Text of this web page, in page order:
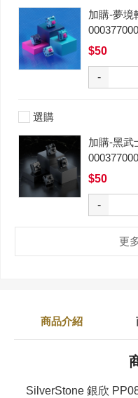
加購-夢境
$50
-
選購
加購-黑武
$50
-
更
商品介紹
SilverStone 銀欣